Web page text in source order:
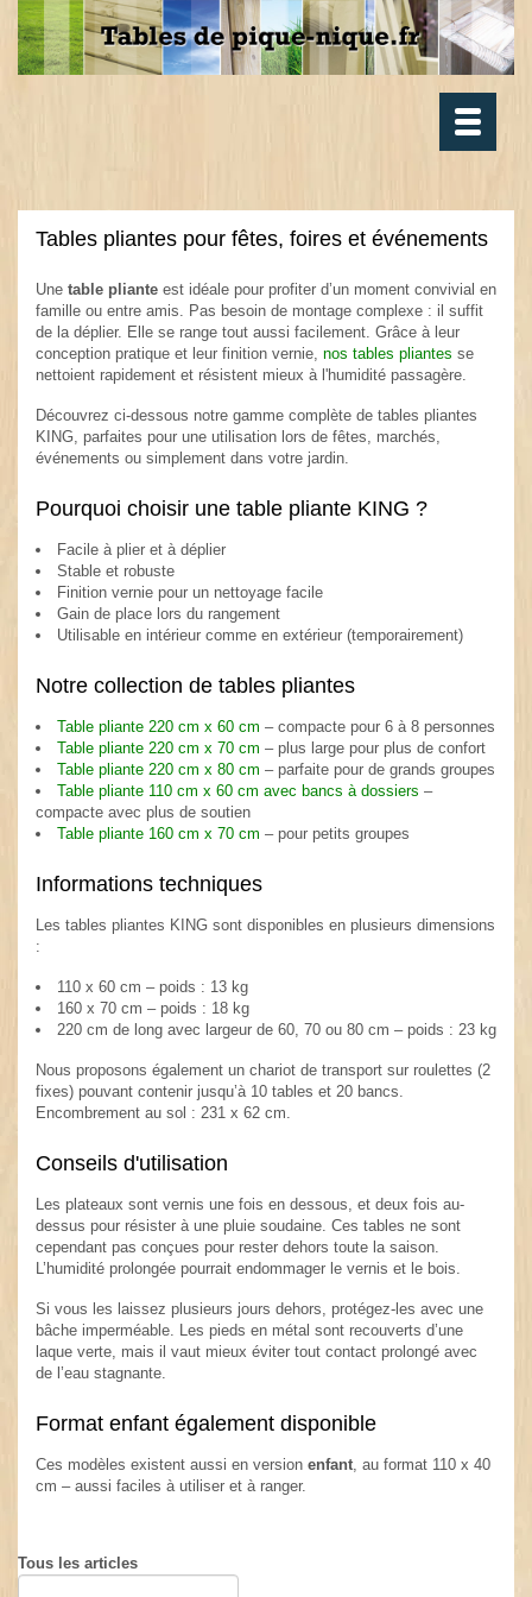
Toggle
Tables pliantes pour fêtes, foires et événements
Une table pliante est idéale pour profiter d’un moment convivial en
famille ou entre amis. Pas besoin de montage complexe : il suffit
de la déplier. Elle se range tout aussi facilement. Grâce à leur
conception pratique et leur finition vernie, nos tables pliantes se
nettoient rapidement et résistent mieux à l'humidité passagère.
Découvrez ci-dessous notre gamme complète de tables pliantes
KING, parfaites pour une utilisation lors de fêtes, marchés,
événements ou simplement dans votre jardin.
Pourquoi choisir une table pliante KING ?
Facile à plier et à déplier
Stable et robuste
Finition vernie pour un nettoyage facile
Gain de place lors du rangement
Utilisable en intérieur comme en extérieur (temporairement)
Notre collection de tables pliantes
Table pliante 220 cm x 60 cm – compacte pour 6 à 8 personnes
Table pliante 220 cm x 70 cm – plus large pour plus de confort
Table pliante 220 cm x 80 cm – parfaite pour de grands groupes
Table pliante 110 cm x 60 cm avec bancs à dossiers –
compacte avec plus de soutien
Table pliante 160 cm x 70 cm – pour petits groupes
Informations techniques
Les tables pliantes KING sont disponibles en plusieurs dimensions
:
110 x 60 cm – poids : 13 kg
160 x 70 cm – poids : 18 kg
220 cm de long avec largeur de 60, 70 ou 80 cm – poids : 23 kg
Nous proposons également un chariot de transport sur roulettes (2
fixes) pouvant contenir jusqu’à 10 tables et 20 bancs.
Encombrement au sol : 231 x 62 cm.
Conseils d'utilisation
Les plateaux sont vernis une fois en dessous, et deux fois au-
dessus pour résister à une pluie soudaine. Ces tables ne sont
cependant pas conçues pour rester dehors toute la saison.
L’humidité prolongée pourrait endommager le vernis et le bois.
Si vous les laissez plusieurs jours dehors, protégez-les avec une
bâche imperméable. Les pieds en métal sont recouverts d’une
laque verte, mais il vaut mieux éviter tout contact prolongé avec
de l’eau stagnante.
Format enfant également disponible
Ces modèles existent aussi en version enfant, au format 110 x 40
cm – aussi faciles à utiliser et à ranger.
Tous les articles